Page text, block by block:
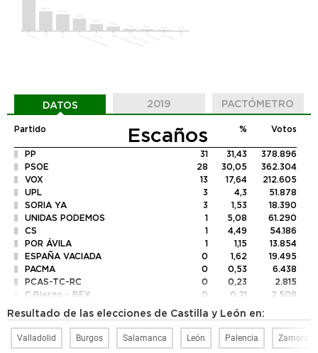
Resultado de las elecciones de Castilla y León en:
Valladolid Burgos Salamanca León Palencia Zamora
DATOS 2019 PACTÓMETRO
Partido Escaños % Votos
PP 31 31,43
378.896
PSOE
28 30,05
362.304
VOX
13 17,64
212.605
UPL
3 4,3
51.878
SORIA YA
3 1,53
18.390
UNIDAS PODEMOS
1 5,08
61.290
CS
1 4,49
54.186
POR ÁVILA
1 1,15
13.854
ESPAÑA VACIADA
0 1,62
19.495
PACMA
0 0,53
6.438
PCAS-TC-RC
0 0,23
2.815
C.Bierzo - BEX
0 0,21
2.508
Z. DECIDE
0,17
PCTE
0 0,11
1.344
PUM+J
0,09
1.113
PREPAL
0 0,08
989